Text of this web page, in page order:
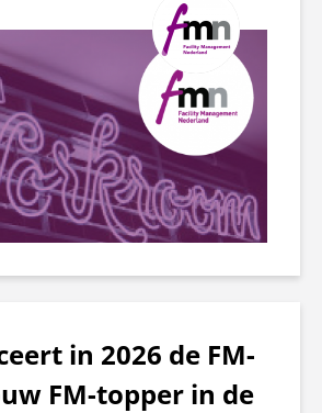
in 2026 de FM-
FM-topper in de